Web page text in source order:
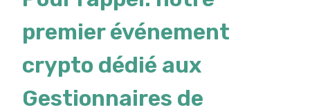
premier événement
crypto dédié aux
Gestionnaires de